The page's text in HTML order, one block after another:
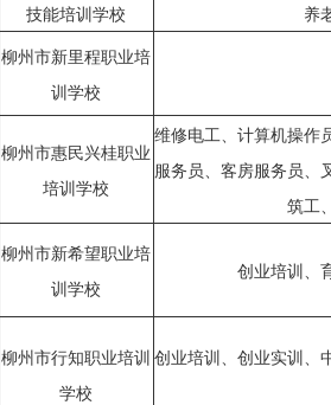
技能培训学校
养
柳州市新里程职业培
训学校
柳州市惠民兴桂职业
培训学校
维修电工、计算机操作
服务员、客房服务员、
筑工
柳州市新希望职业培
训学校
创业培训、
柳州市行知职业培训
学校
创业培训、创业实训、